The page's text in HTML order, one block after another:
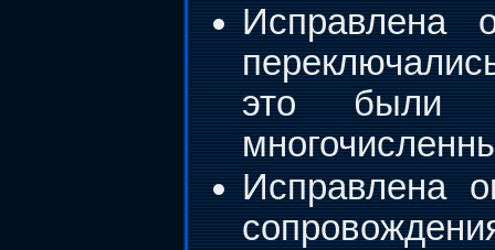
Исправлена
это были
Исправлена